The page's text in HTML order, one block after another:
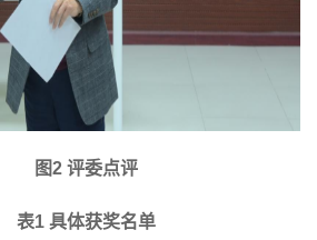
图2 评委点评
表1 具体获奖名单